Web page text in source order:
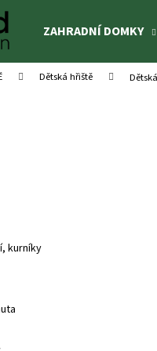
ZAHRADNÍ DOMKY
Dětská hřiště
kurníky
M²